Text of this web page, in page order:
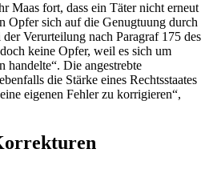
Maas fort, dass ein Täter nicht erneut
Opfer sich auf die Genugtuung durch
Verurteilung nach Paragraf 175 des
keine Opfer, weil es sich um
handelte“. Die angestrebte
die Stärke eines Rechtsstaates
eigenen Fehler zu korrigieren“,